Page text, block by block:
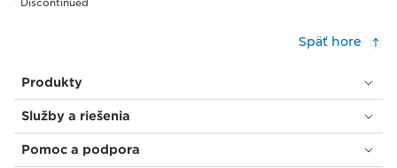
Discontinued
Späť hore
Produkty
Služby a riešenia
Pomoc a podpora